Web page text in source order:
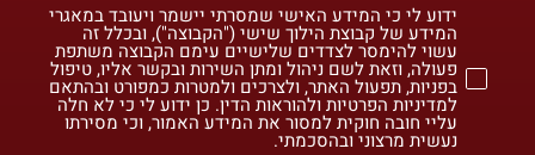
ידוע לי כי המידע האישי שמסרתי יישמר ויעובד במאגרי
המידע של קבוצת הילוך שישי ("הקבוצה"), ובכלל זה
עשוי להימסר לצדדים שלישיים עימם הקבוצה משתפת
פעולה, וזאת לשם ניהול ומתן השירות ובקשר אליו, טיפול
בפניות, תפעול האתר, ולצרכים ולמטרות כמפורט ובהתאם
למדיניות הפרטיות ולהוראות הדין. כן ידוע לי כי לא חלה
עליי חובה חוקית למסור את המידע האמור, וכי מסירתו
נעשית מרצוני ובהסכמתי.